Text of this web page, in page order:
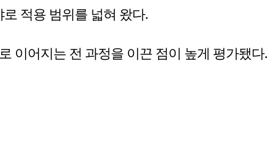
적용 범위를 넓혀 왔다.
이어지는 전 과정을 이끈 점이 높게 평가됐다.